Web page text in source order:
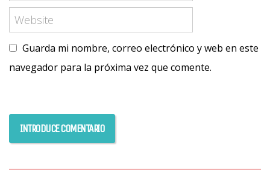
Guarda mi nombre, correo electrónico y web en este
navegador para la próxima vez que comente.